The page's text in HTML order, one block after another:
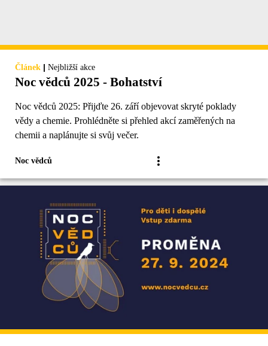
Článek | Nejbližší akce
Noc vědců 2025 - Bohatství
Noc vědců 2025: Přijďte 26. září objevovat skryté poklady
vědy a chemie. Prohlédněte si přehled akcí zaměřených na
chemii a naplánujte si svůj večer.
Noc vědců